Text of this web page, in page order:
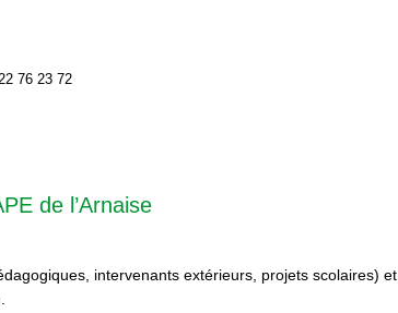
76 23 72
de l’Arnaise
intervenants extérieurs, projets scolaires) et